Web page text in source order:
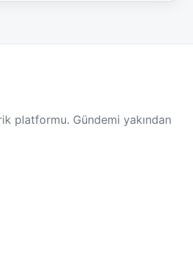
platformu. Gündemi yakından